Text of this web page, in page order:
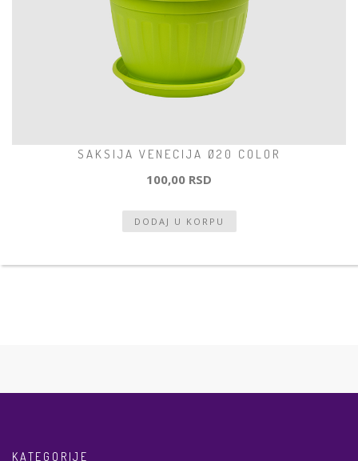
SAKSIJA VENECIJA Ø20 COLOR
100,00 RSD
KATEGORIJE